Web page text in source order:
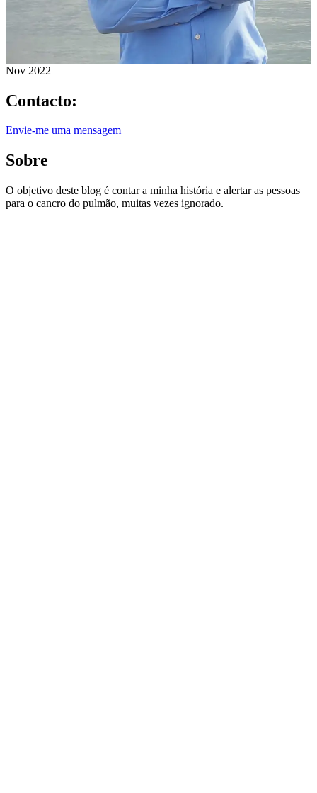
Nov 2022
Contacto:
Envie-me uma mensagem
Sobre
O objetivo deste blog é contar a minha história e alertar as pessoas
para o cancro do pulmão, muitas vezes ignorado.